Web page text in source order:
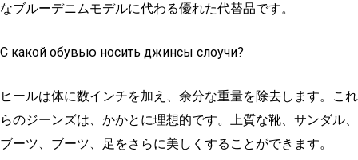
なブルーデニムモデルに代わる優れた代替品です。
С какой обувью носить джинсы слоучи?
ヒールは体に数インチを加え、余分な重量を除去します。これ
らのジーンズは、かかとに理想的です。上質な靴、サンダル、
ブーツ、ブーツ、足をさらに美しくすることができます。